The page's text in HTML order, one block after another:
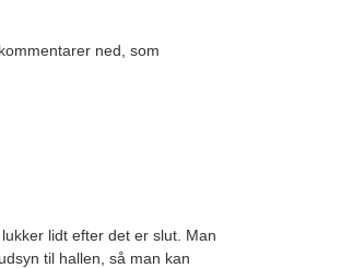
ned, som
lidt efter det er slut. Man
til hallen, så man kan